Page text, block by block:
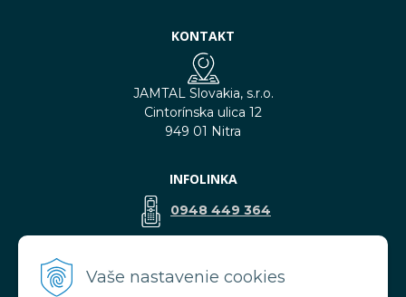
Vaše nastavenie cookies
KONTAKT
JAMTAL Slovakia, s.r.o.
Cintorínska ulica 12
949 01 Nitra
INFOLINKA
0948 449 364